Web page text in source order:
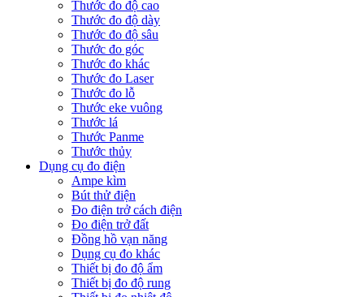
Thước đo độ cao
Thước đo độ dày
Thước đo độ sâu
Thước đo góc
Thước đo khác
Thước đo Laser
Thước đo lỗ
Thước eke vuông
Thước lá
Thước Panme
Thước thủy
Dụng cụ đo điện
Ampe kìm
Bút thử điện
Đo điện trở cách điện
Đo điện trở đất
Đồng hồ vạn năng
Dụng cụ đo khác
Thiết bị đo độ ẩm
Thiết bị đo độ rung